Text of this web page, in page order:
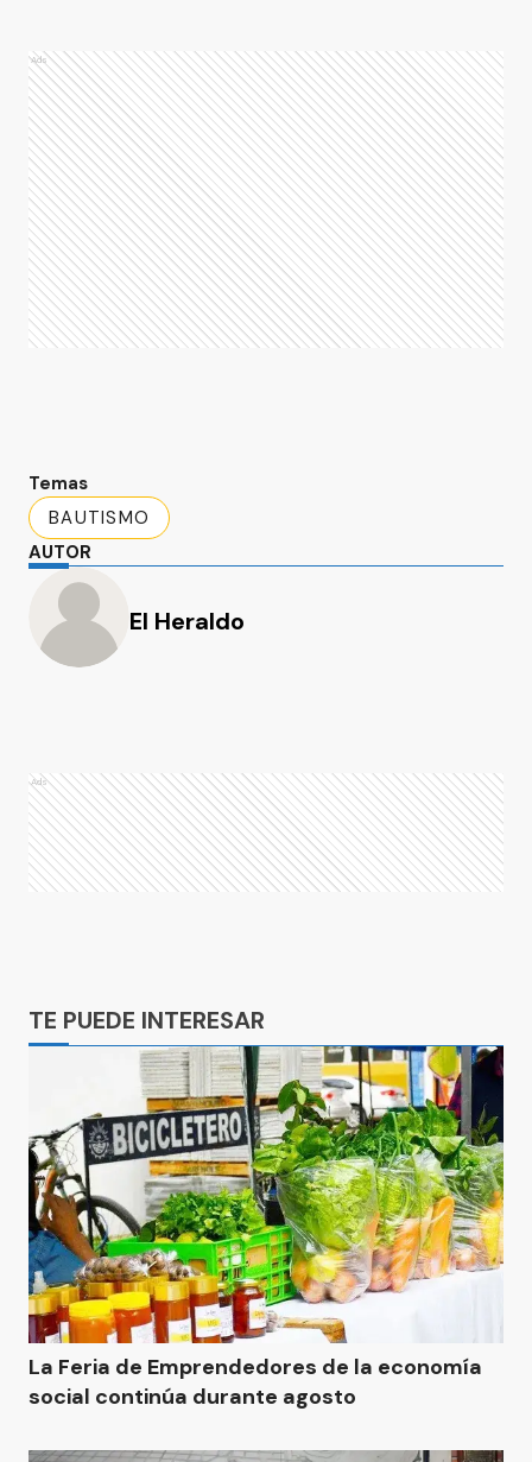
Ads
Temas
BAUTISMO
AUTOR
El Heraldo
Ads
TE PUEDE INTERESAR
La Feria de Emprendedores de la economía
social continúa durante agosto